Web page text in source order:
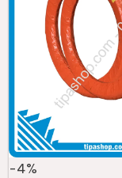
-4%